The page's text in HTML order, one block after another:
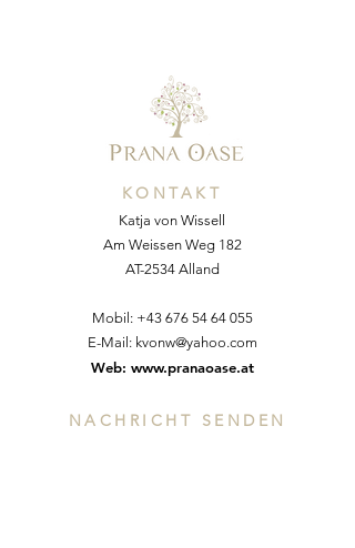
KONTAKT
Katja von Wissell
Am Weissen Weg 182
AT-2534 Alland
Mobil: +43 676 54 64 055
E-Mail: kvonw@yahoo.com
Web: www.pranaoase.at
NACHRICHT SENDEN